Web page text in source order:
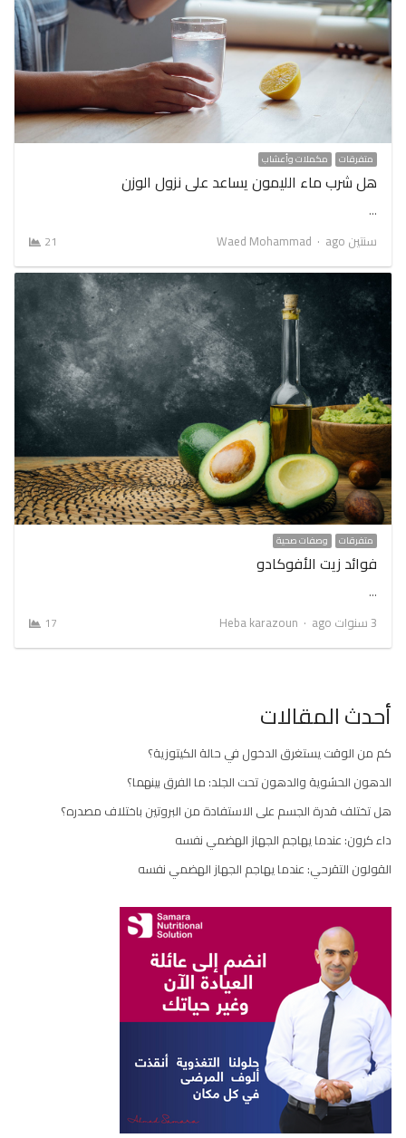
متفرقات مكملات وأعشاب
هل شرب ماء الليمون يساعد على نزول الوزن
…
سنتين ago
Author
Waed Mohammad
21
متفرقات وصفات صحية
فوائد زيت الأفوكادو
…
3 سنوات ago
Author
Heba karazoun
17
أحدث المقالات
كم من الوقت يستغرق الدخول في حالة الكيتوزية؟
الدهون الحشوية والدهون تحت الجلد: ما الفرق بينهما؟
هل تختلف قدرة الجسم على الاستفادة من البروتين باختلاف مصدره؟
داء كرون: عندما يهاجم الجهاز الهضمي نفسه
القولون التقرحي: عندما يهاجم الجهاز الهضمي نفسه